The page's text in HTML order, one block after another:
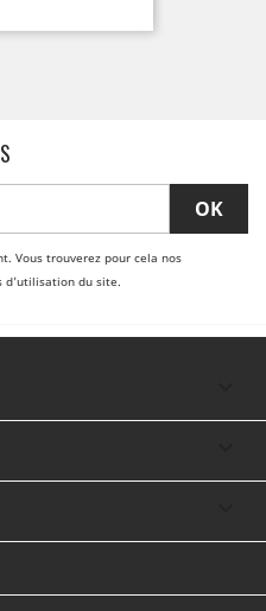
Vous trouverez pour cela nos
d'utilisation du site.